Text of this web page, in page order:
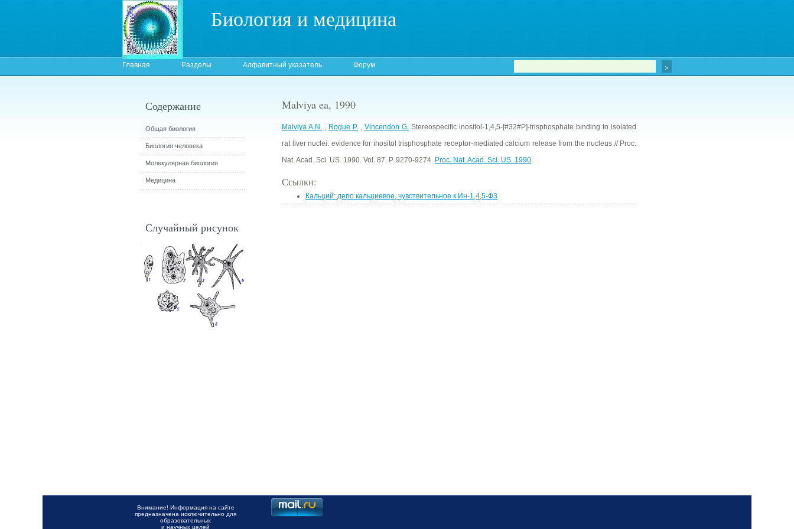
Биология и медицина
Главная Разделы Алфавитный указатель Форум
Malviya ea, 1990
Malviya A.N. , Rogue P. , Vincendon G. Stereospecific inositol-1,4,5-[#32#P]-trisphosphate binding to isolated
rat liver nuclei: evidence for inositol trisphosphate receptor-mediated calcium release from the nucleus // Proc.
Nat. Acad. Sci. US. 1990. Vol. 87. P. 9270-9274. Proc. Nat. Acad. Sci. US. 1990
Ссылки:
Кальций: депо кальциевое, чувствительное к Ин-1,4,5-Ф3
Содержание
Общая биология
Биология человека
Молекулярная биология
Медицина
Случайный рисунок
Внимание! Информация на сайте
предназначена исключительно для
образовательных
и научных целей